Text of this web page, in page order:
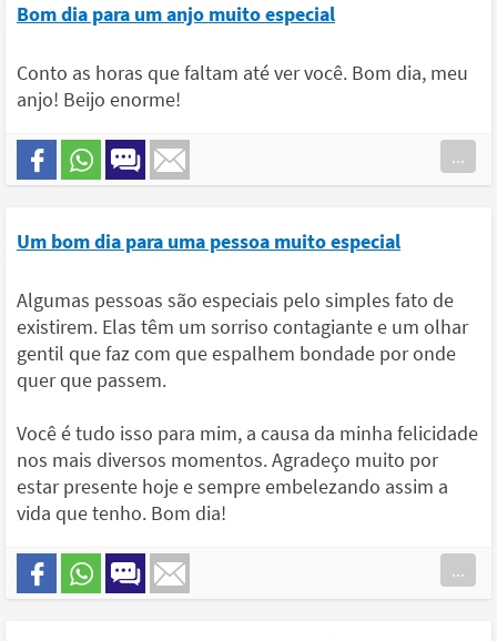
Bom dia para um anjo muito especial
Conto as horas que faltam até ver você. Bom dia, meu
anjo! Beijo enorme!
...
Um bom dia para uma pessoa muito especial
Algumas pessoas são especiais pelo simples fato de
existirem. Elas têm um sorriso contagiante e um olhar
gentil que faz com que espalhem bondade por onde
quer que passem.
Você é tudo isso para mim, a causa da minha felicidade
nos mais diversos momentos. Agradeço muito por
estar presente hoje e sempre embelezando assim a
vida que tenho. Bom dia!
...